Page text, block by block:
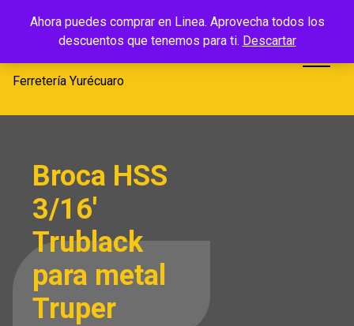
Ahora puedes comprar en Linea. Aprovecha todos los
descuentos que tenemos para ti. Descartar
Ferretería
Yurécuaro
Ferretería Yurécuaro
Broca HSS
3/16′
Trublack
para metal
Truper